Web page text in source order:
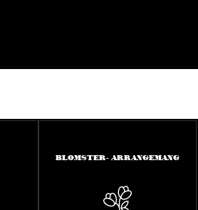
BLOMSTER- ARRANGEMANG